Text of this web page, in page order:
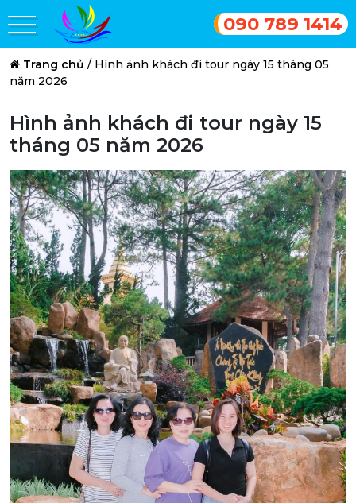
090 789 1414
Trang chủ / Hình ảnh khách đi tour ngày 15 tháng 05
năm 2026
Hình ảnh khách đi tour ngày 15
tháng 05 năm 2026